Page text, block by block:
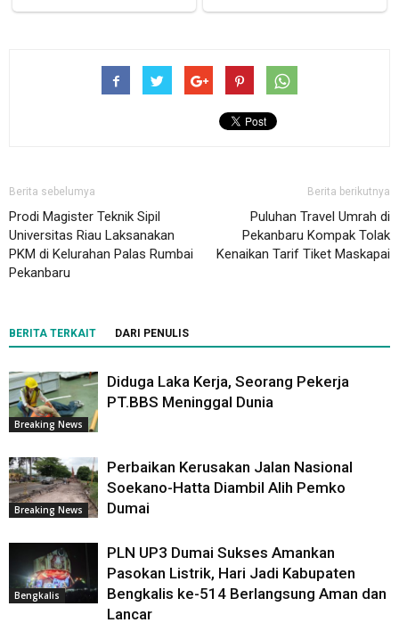
Berita sebelumya
Prodi Magister Teknik Sipil
Universitas Riau Laksanakan
PKM di Kelurahan Palas Rumbai
Pekanbaru
Berita berikutnya
Puluhan Travel Umrah di
Pekanbaru Kompak Tolak
Kenaikan Tarif Tiket Maskapai
BERITA TERKAIT DARI PENULIS
Breaking News
Diduga Laka Kerja, Seorang Pekerja
PT.BBS Meninggal Dunia
Breaking News
Perbaikan Kerusakan Jalan Nasional
Soekano-Hatta Diambil Alih Pemko
Dumai
Bengkalis
PLN UP3 Dumai Sukses Amankan
Pasokan Listrik, Hari Jadi Kabupaten
Bengkalis ke-514 Berlangsung Aman dan
Lancar